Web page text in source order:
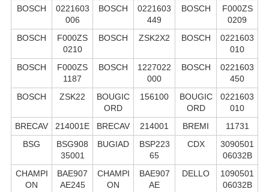
BOSCH
0221603
006
BOSCH
0221603
449
BOSCH
F000ZS
0209
BOSCH
F000ZS
0210
BOSCH ZSK2X2 BOSCH
0221603
010
BOSCH
F000ZS
1187
BOSCH
1227022
000
BOSCH
0221603
450
BOSCH
ZSK22
BOUGIC
ORD
156100
BOUGIC
ORD
0221603
010
BRECAV
214001E BRECAV 214001 BREMI
11731
BSG
BSG908
35001
BUGIAD
BSP223
65
CDX
3090501
06032B
CHAMPI
ON
BAE907
AE245
CHAMPI
ON
BAE907
AE
DELLO
1090501
06032B